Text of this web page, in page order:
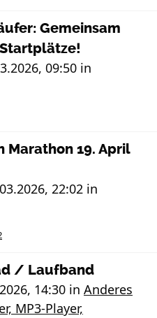
Gemeinsam
09:50 in
Marathon 19. April
22:02 in
/ Laufband
14:30 in Anderes
MP3-Player,